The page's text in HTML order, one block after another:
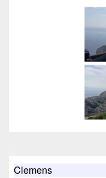
Clemens